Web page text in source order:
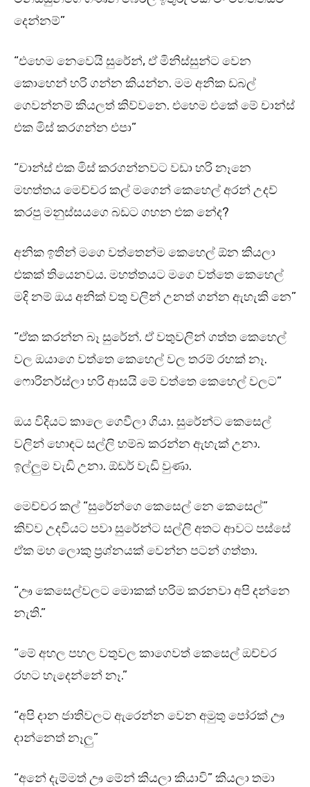
දෙන්නම්”
“එහෙම නෙවෙයි සුරේන්, ඒ මිනිස්සුන්ට වෙන
කොහෙන් හරි ගන්න කියන්න. මම අනික ඩබල්
ගෙවන්නම් කියලත් කිව්වනෙ. එහෙම එකේ මේ චාන්ස්
එක මිස් කරගන්න එපා”
“චාන්ස් එක මිස් කරගන්නවට වඩා හරි නෑනෙ
මහත්තය මෙච්චර කල් මගෙන් කෙහෙල් අරන් උදව්
කරපු මනුස්සයගෙ බඩට ගහන එක නේද?
අනික ඉතින් මගෙ වත්තෙන්ම කෙහෙල් ඕන කියලා
එකක් තියෙනවය. මහත්තයට මගෙ වත්තෙ කෙහෙල්
මදි නම් ඔය අනික් වතු වලින් උනත් ගන්න ඇහැකි නෙ”
“ඒක කරන්න බෑ සුරේන්. ඒ වතුවලින් ගත්ත කෙහෙල්
වල ඔයාගෙ වත්තෙ කෙහෙල් වල තරම් රහක් නෑ.
ෆොරිනර්ස්ලා හරි ආසයි මේ වත්තෙ කෙහෙල් වලට”
ඔය විදියට කාලෙ ගෙවීලා ගියා. සුරේන්ට කෙසෙල්
වලින් හොඳට සල්ලි හම්බ කරන්න ඇහැක් උනා.
ඉල්ලුම වැඩි උනා. ඕඩර් වැඩි වුණා.
මෙච්චර කල් “සුරේන්ගෙ කෙසෙල් නෙ කෙසෙල්”
කිව්ව උදවියට පවා සුරේන්ට සල්ලි අතට ආවට පස්සේ
ඒක මහ ලොකු ප්‍රශ්නයක් වෙන්න පටන් ගත්තා.
“ඌ කෙසෙල්වලට මොකක් හරිම කරනවා අපි දන්නෙ
නැති.”
“මේ අහල පහල වතුවල කාගෙවත් කෙසෙල් ඔච්චර
රහට හැදෙන්නේ නෑ.”
“අපි දාන ජාතිවලට ඇරෙන්න වෙන අමුතු පෝරක් ඌ
දාන්නෙත් නෑලු”
“අනේ දැම්මත් ඌ මේන් කියලා කියාවි” කියලා තමා